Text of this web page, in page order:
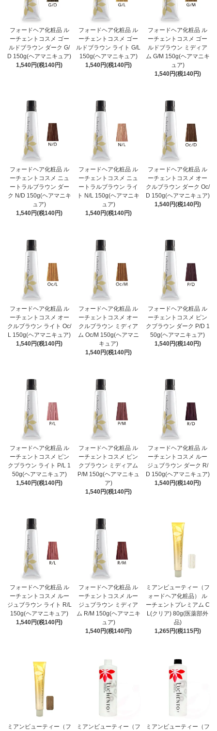
フォードヘア化粧品 ル
ーチェントコスメ ゴー
ルドブラウン ダーク G/
D 150g(ヘアマニキュア)
1,540円(税140円)
フォードヘア化粧品 ル
ーチェントコスメ ゴー
ルドブラウン ライト G/L
150g(ヘアマニキュア)
1,540円(税140円)
フォードヘア化粧品 ル
ーチェントコスメ ゴー
ルドブラウン ミディア
ム G/M 150g(ヘアマニキ
ュア)
1,540円(税140円)
フォードヘア化粧品 ル
ーチェントコスメ ニュ
ートラルブラウン ダー
ク N/D 150g(ヘアマニキ
ュア)
1,540円(税140円)
フォードヘア化粧品 ル
ーチェントコスメ ニュ
ートラルブラウン ライ
ト N/L 150g(ヘアマニキ
ュア)
1,540円(税140円)
フォードヘア化粧品 ル
ーチェントコスメ オー
クルブラウン ダーク Oc/
D 150g(ヘアマニキュア)
1,540円(税140円)
フォードヘア化粧品 ル
ーチェントコスメ オー
クルブラウン ライト Oc/
L 150g(ヘアマニキュア)
1,540円(税140円)
フォードヘア化粧品 ル
ーチェントコスメ オー
クルブラウン ミディア
ム Oc/M 150g(ヘアマニ
キュア)
1,540円(税140円)
フォードヘア化粧品 ル
ーチェントコスメ ピン
クブラウン ダーク P/D 1
50g(ヘアマニキュア)
1,540円(税140円)
フォードヘア化粧品 ル
ーチェントコスメ ピン
クブラウン ライト P/L 1
50g(ヘアマニキュア)
1,540円(税140円)
フォードヘア化粧品 ル
ーチェントコスメ ピン
クブラウン ミディアム
P/M 150g(ヘアマニキュ
ア)
1,540円(税140円)
フォードヘア化粧品 ル
ーチェントコスメ ルー
ジュブラウン ダーク R/
D 150g(ヘアマニキュア)
1,540円(税140円)
フォードヘア化粧品 ル
ーチェントコスメ ルー
ジュブラウン ライト R/L
150g(ヘアマニキュア)
1,540円(税140円)
フォードヘア化粧品 ル
ーチェントコスメ ルー
ジュブラウン ミディア
ム R/M 150g(ヘアマニキ
ュア)
1,540円(税140円)
ミアンビューティー（フ
ォードヘア化粧品） ル
ーチェントプレミアム C
L(クリア) 80g(医薬部外
品)
1,265円(税115円)
ミアンビューティー（フ
ミアンビューティー（フ
ミアンビューティー（フ